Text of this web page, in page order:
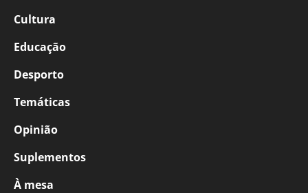
Cultura
Educação
Desporto
Temáticas
Opinião
Suplementos
À mesa